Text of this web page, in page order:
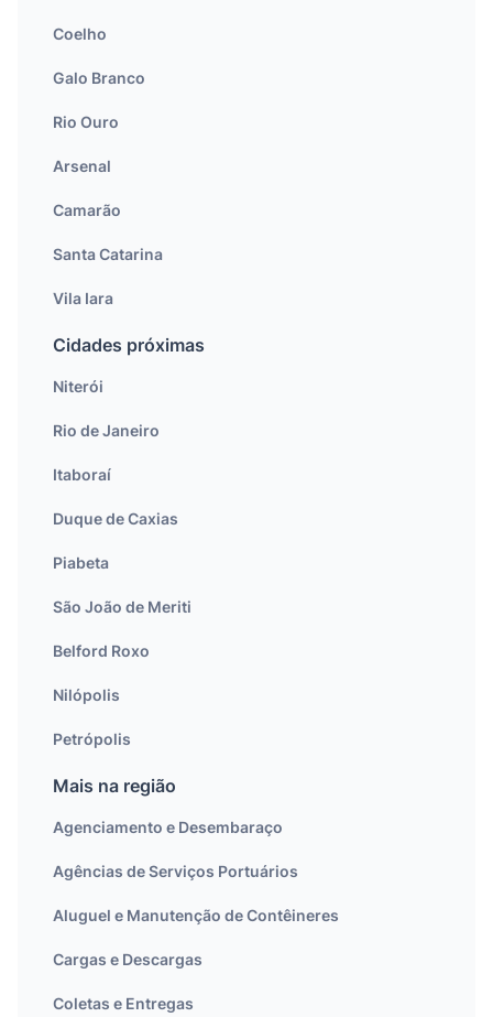
Coelho
Galo Branco
Rio Ouro
Arsenal
Camarão
Santa Catarina
Vila Iara
Cidades próximas
Niterói
Rio de Janeiro
Itaboraí
Duque de Caxias
Piabeta
São João de Meriti
Belford Roxo
Nilópolis
Petrópolis
Mais na região
Agenciamento e Desembaraço
Agências de Serviços Portuários
Aluguel e Manutenção de Contêineres
Cargas e Descargas
Coletas e Entregas